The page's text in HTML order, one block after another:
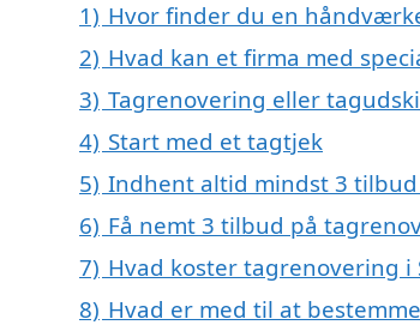
1) Hvor finder du en
2) Hvad kan et firma med
3) Tagrenovering eller
4) Start med et tagtjek
5) Indhent altid mindst 3
6) Få nemt 3 tilbud på
7) Hvad koster tagrenovering i
8) Hvad er med til at